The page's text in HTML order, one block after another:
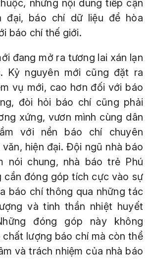
những nội dung tiếp cận
đại, báo chí dữ liệu để hòa
báo chí thế giới.
đang mở ra tương lai xán lạn
Kỷ nguyên mới cũng đặt ra
vụ mới, cao hơn đối với báo
đòi hỏi báo chí cũng phải
xứng, vươn mình cùng dân
với nền báo chí chuyên
văn, hiện đại. Đội ngũ nhà báo
nói chung, nhà báo trẻ Phú
cần đóng góp tích cực vào sự
báo chí thông qua những tác
và tinh thần nhiệt huyết
đóng góp này không
chất lượng báo chí mà còn thể
và trách nhiệm của nhà báo